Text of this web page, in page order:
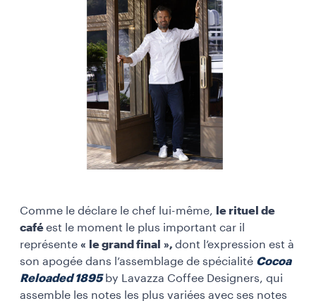
Comme le déclare le chef lui-même,
le rituel de
caféest le moment le plus important car il
représente « le grand final », dont l’expression est à
son apogée dans l’assemblage de spécialité Cocoa
Reloaded 1895by Lavazza Coffee Designers, qui
assemble les notes les plus variées avec ses notes